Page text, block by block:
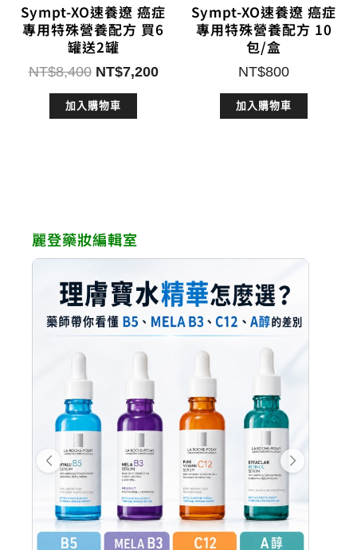
麗登藥妝編輯室
Sympt-XO速養遼 癌症
專用特殊營養配方 買6
罐送2罐
NT$8,400 原
價
NT$7,200目
加入購物車
Sympt-XO速養遼 癌症
專用特殊營養配方 10
包/盒
NT$800
加入購物車